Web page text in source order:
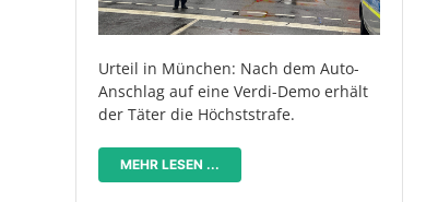
Urteil in München: Nach dem Auto-
Anschlag auf eine Verdi-Demo erhält
der Täter die Höchststrafe.
MEHR LESEN ...